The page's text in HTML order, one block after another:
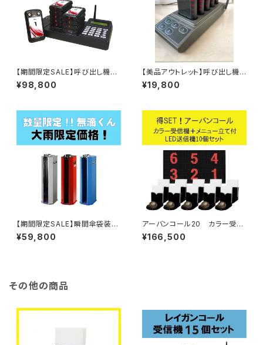
【期間限定SALE】呼び出し機
ＲＣＬコール 10個セット 飲食
店 フードコート 病院 ペー
¥98,800
【美品アウトレット】呼び出し機
ページャー スカイコール5個セ
ット 飲食店
¥19,800
【期間限定SALE】瞬間傘袋装着
機 無滴くん アウトレット特価
品
¥59,800
アーバンコール20 カラー受信
機+メニュー立て付き送信ボタン
１０コセット
¥166,500
その他の商品